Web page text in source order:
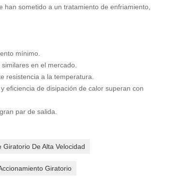
han sometido a un tratamiento de enfriamiento,
mínimo.
en el mercado.
resistencia a la temperatura.
eficiencia de disipación de calor superan con
par de salida.
Giratorio De Alta Velocidad
Giratorio